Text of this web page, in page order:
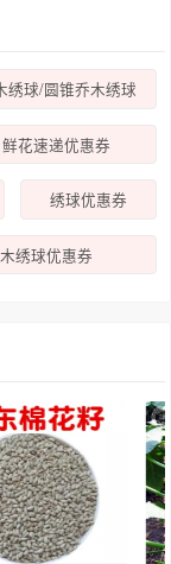
绣球/圆锥乔木绣球
鲜花速递优惠券
绣球优惠券
绣球优惠券